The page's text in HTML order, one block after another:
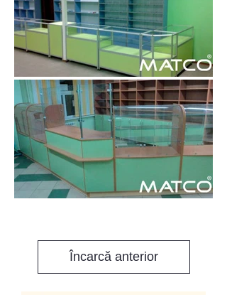
Încarcă anterior